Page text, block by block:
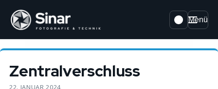
Menü
Zentralverschluss
22. JANUAR 2024